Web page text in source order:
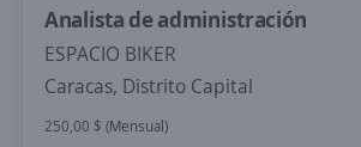
Analista de administración
ESPACIO BIKER
Caracas, Distrito Capital
250,00 $ (Mensual)